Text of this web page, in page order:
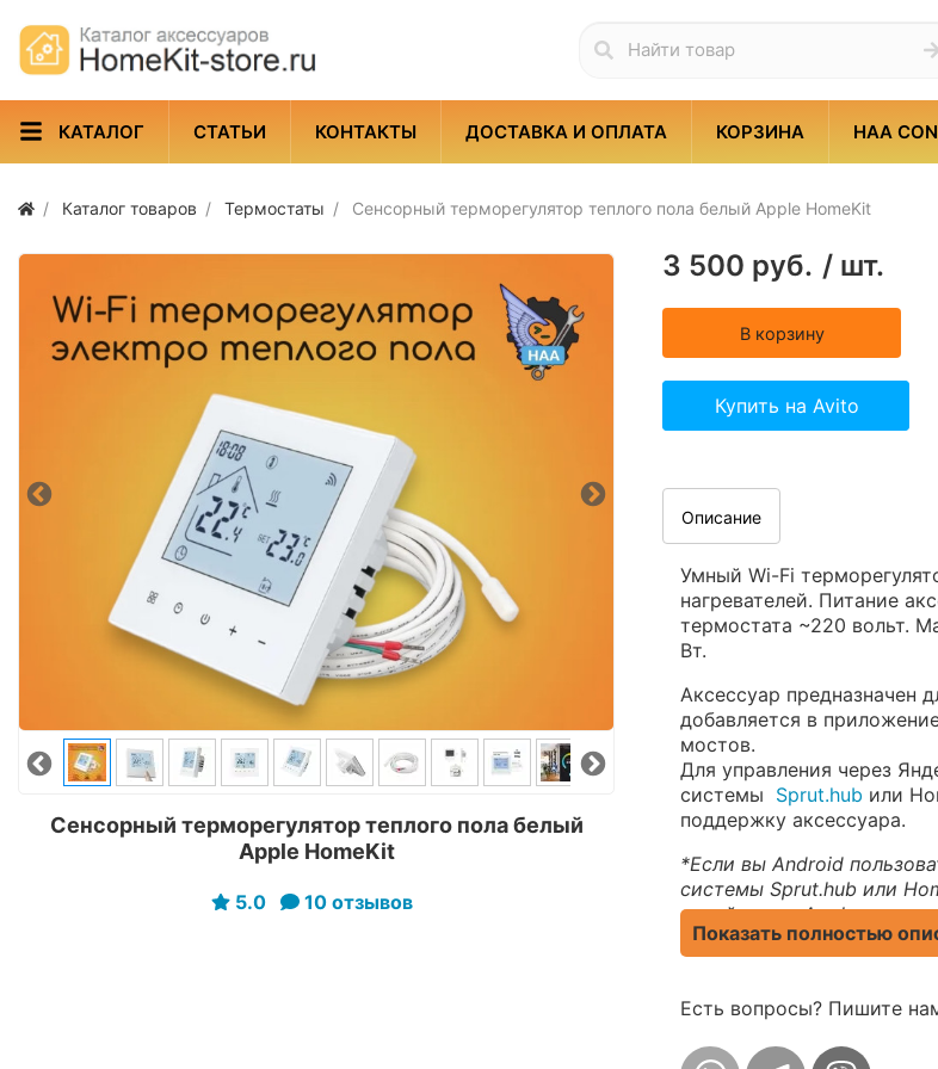
КАТАЛОГ СТАТЬИ КОНТАКТЫ ДОСТАВКА И ОПЛАТА КОРЗИНА HAA
Замки и
контроллеры
Термостаты Метеостанции
Контроллеры ворот Оконные системы
Каталог товаров Термостаты Сенсорный терморегулятор теплого пола белый Apple HomeKit
Сенсорный терморегулятор теплого пола белый
Apple HomeKit
5.0 10 отзывов
3 500 руб. / шт.
В корзину
Купить на Avito
Описание
Умный Wi-Fi
нагревателей. Питание
термостата ~220 вольт.
Вт.
Аксессуар предназначен
добавляется в
мостов.
Для управления через
системы Sprut.hub или
поддержку аксессуара.
*Если вы Android
системы Sprut.hub или
девайсов от Apple.
Комплектация:
Преимущества:
Показать полностью
Есть вопросы? Пишите